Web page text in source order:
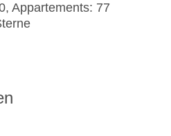
Appartements: 77